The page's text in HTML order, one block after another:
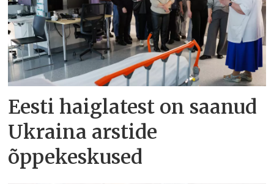
Eesti haiglatest on saanud
Ukraina arstide
õppekeskused